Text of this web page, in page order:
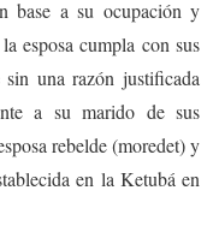
base a su ocupación y
esposa cumpla con sus
una razón justificada
a su marido de sus
rebelde (moredet) y
en la Ketubá en